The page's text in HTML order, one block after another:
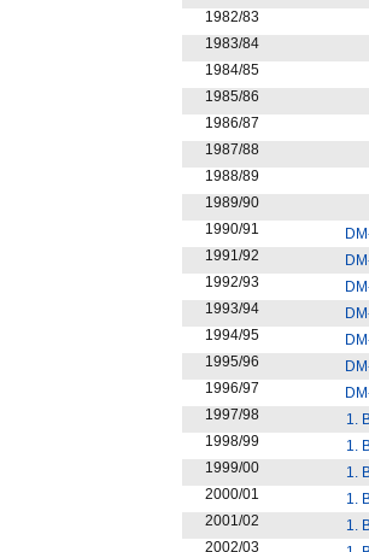
1982/83
1983/84
1984/85
1985/86
1986/87
1987/88
1988/89
1989/90
1990/91
1991/92
1992/93
1993/94
1994/95
1995/96
1996/97
1997/98
1.
1998/99
1.
1999/00
1.
2000/01
1.
2001/02
1.
2002/03